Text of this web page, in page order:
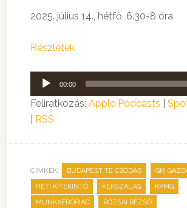
2025. július 14., hétfő, 6.30-8 óra
Részletek
Audió
lejátszó
00:00
Feliratkozás: Apple Podcasts
RSS
CÍMKÉK: BUDAPEST TE CSODÁS , GKI
HETI KITEKINTŐ , KÉKSZALAG , KPMG ,
MUNKAERŐPIAC , RÓZSAI REZSŐ